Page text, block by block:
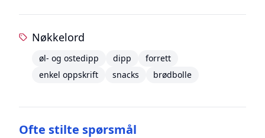
Nøkkelord
øl- og ostedipp dipp
forrett
enkel oppskrift
snacks brødbolle
Ofte stilte spørsmål